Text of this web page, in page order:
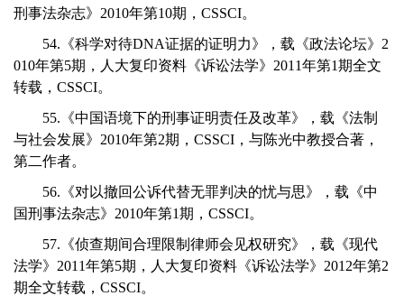
刑事法杂志》2010年第10期，CSSCI。
54.《科学对待DNA证据的证明力》，载《政法论坛》2
010年第5期，人大复印资料《诉讼法学》2011年第1期全文
转载，CSSCI。
55.《中国语境下的刑事证明责任及改革》，载《法制
与社会发展》2010年第2期，CSSCI，与陈光中教授合著，
第二作者。
56.《对以撤回公诉代替无罪判决的忧与思》，载《中
国刑事法杂志》2010年第1期，CSSCI。
57.《侦查期间合理限制律师会见权研究》，载《现代
法学》2011年第5期，人大复印资料《诉讼法学》2012年第2
期全文转载，CSSCI。